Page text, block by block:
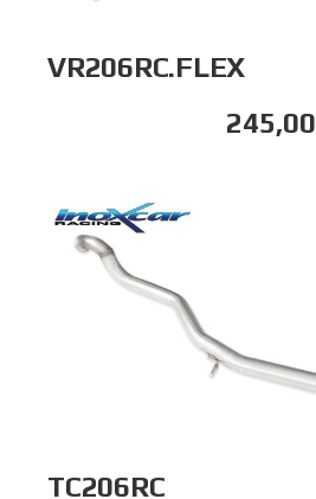
VR206RC.FLEX
245,00
TC206RC